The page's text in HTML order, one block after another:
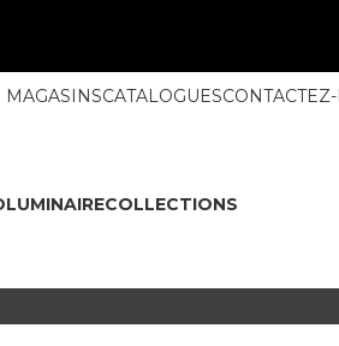
MAGASINSCATALOGUES
LUMINAIRECOLLECTIONS